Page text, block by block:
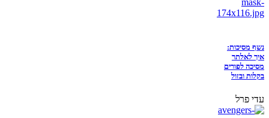
נשף מסיכות:
איך לאלתר
מסיכה לפורים
בקלות ובזול
עדי פרל